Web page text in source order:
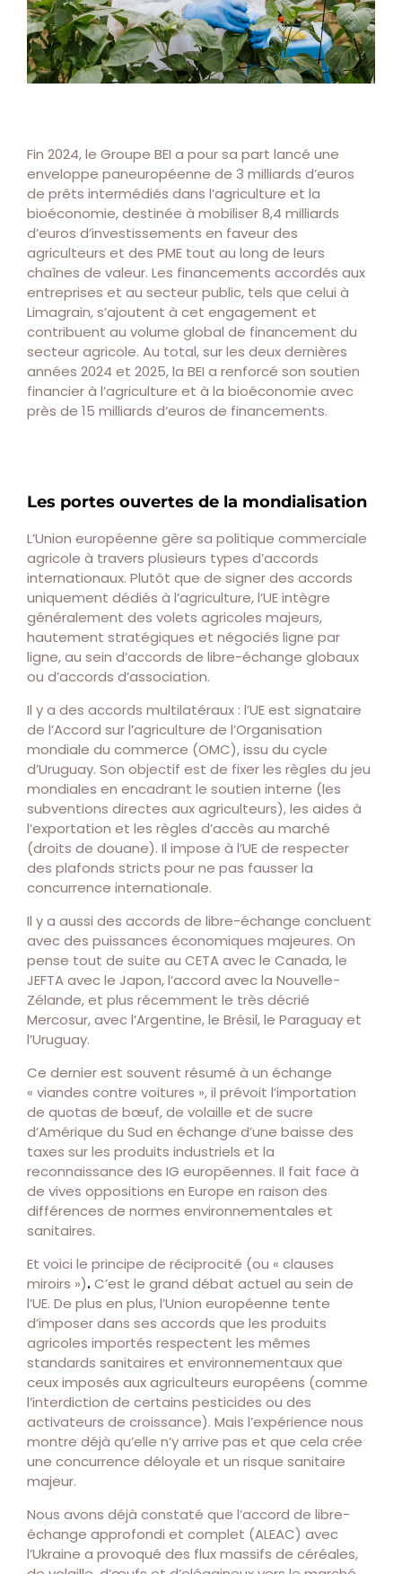
Fin 2024, le Groupe BEI a pour sa part lancé une
enveloppe paneuropéenne de 3 milliards d’euros
de prêts intermédiés dans l’agriculture et la
bioéconomie, destinée à mobiliser 8,4 milliards
d’euros d’investissements en faveur des
agriculteurs et des PME tout au long de leurs
chaînes de valeur. Les financements accordés aux
entreprises et au secteur public, tels que celui à
Limagrain, s’ajoutent à cet engagement et
contribuent au volume global de financement du
secteur agricole. Au total, sur les deux dernières
années 2024 et 2025, la BEI a renforcé son soutien
financier à l’agriculture et à la bioéconomie avec
près de 15 milliards d’euros de financements.
Les portes ouvertes de la mondialisation
L’Union européenne gère sa politique commerciale
agricole à travers plusieurs types d’accords
internationaux. Plutôt que de signer des accords
uniquement dédiés à l’agriculture, l’UE intègre
généralement des volets agricoles majeurs,
hautement stratégiques et négociés ligne par
ligne, au sein d’accords de libre-échange globaux
ou d’accords d’association.
Il y a des accords multilatéraux : l’UE est signataire
de l’Accord sur l’agriculture de l’Organisation
mondiale du commerce (OMC), issu du cycle
d’Uruguay. Son objectif est de fixer les règles du jeu
mondiales en encadrant le soutien interne (les
subventions directes aux agriculteurs), les aides à
l’exportation et les règles d’accès au marché
(droits de douane). Il impose à l’UE de respecter
des plafonds stricts pour ne pas fausser la
concurrence internationale.
Il y a aussi des accords de libre-échange concluent
avec des puissances économiques majeures. On
pense tout de suite au CETA avec le Canada, le
JEFTA avec le Japon, l’accord avec la Nouvelle-
Zélande, et plus récemment le très décrié
Mercosur, avec l’Argentine, le Brésil, le Paraguay et
l’Uruguay.
Ce dernier est souvent résumé à un échange
« viandes contre voitures », il prévoit l’importation
de quotas de bœuf, de volaille et de sucre
d’Amérique du Sud en échange d’une baisse des
taxes sur les produits industriels et la
reconnaissance des IG européennes. Il fait face à
de vives oppositions en Europe en raison des
différences de normes environnementales et
sanitaires.
Et voici le principe de réciprocité (ou « clauses
miroirs »).C’est le grand débat actuel au sein de
l’UE. De plus en plus, l’Union européenne tente
d’imposer dans ses accords que les produits
agricoles importés respectent les mêmes
standards sanitaires et environnementaux que
ceux imposés aux agriculteurs européens (comme
l’interdiction de certains pesticides ou des
activateurs de croissance). Mais l’expérience nous
montre déjà qu’elle n’y arrive pas et que cela crée
une concurrence déloyale et un risque sanitaire
majeur.
Nous avons déjà constaté que l’accord de libre-
échange approfondi et complet (ALEAC) avec
l’Ukraine a provoqué des flux massifs de céréales,